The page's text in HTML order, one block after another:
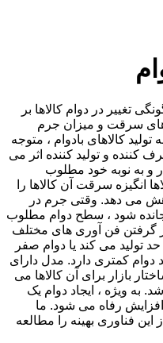
تغییر در دوام کالاها بر
سرقت و میزان جرم
کالاهای بادوام ، متوجه
و تولید کننده اثر می
و به نوبه خود مطلوب
انگیزه سرقت آن کالاها را
می دهد. وقتی جرم در
شود ، سطح دوام مطلوب
گرفتن فن آوری های مختلف
تولید می کند یا دوام صفر
دوام کمتری دارد. مدل دارای
بازار برای آن کالاها می
به ویژه ، ایجاد دوام یک
رفاه می شود. ما
فناوری بهینه را مطالعه